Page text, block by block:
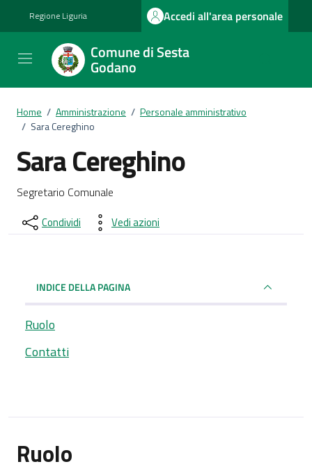
Regione Liguria Accedi all'area personale
Comune di Sesta
Godano
Home / Amministrazione / Personale amministrativo
/ Sara Cereghino
Sara Cereghino
Dettagli del documento
Segretario Comunale
Condividi Vedi azioni
INDICE DELLA PAGINA
Ruolo
Contatti
Ruolo